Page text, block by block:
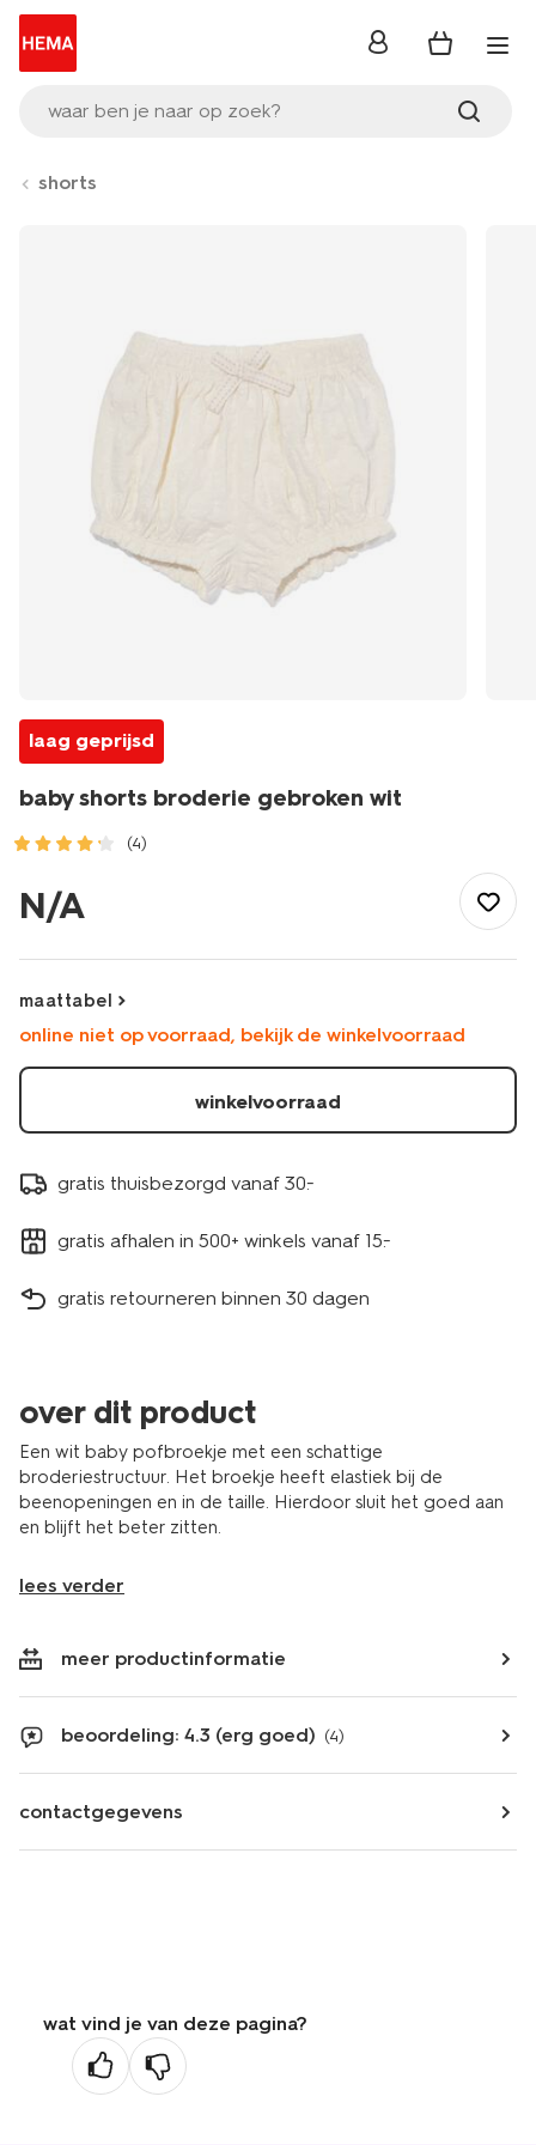
waar ben je naar op zoek?
inloggen
shorts
laag geprijsd
baby shorts broderie gebroken wit
(4)
broeken/kort/baby-
shorts-
gebroken-
N/A
maattabel
online niet op voorraad, bekijk de winkelvoorraad
winkelvoorraad
gratis thuisbezorgd vanaf 30.-
gratis afhalen in 500+ winkels vanaf 15.-
gratis retourneren binnen 30 dagen
over dit product
Een wit baby pofbroekje met een schattige
broderiestructuur. Het broekje heeft elastiek bij de
beenopeningen en in de taille. Hierdoor sluit het goed aan
en blijft het beter zitten.
lees verder
meer productinformatie
beoordeling: 4.3 (erg goed) (4)
contactgegevens
wat vind je van deze pagina?